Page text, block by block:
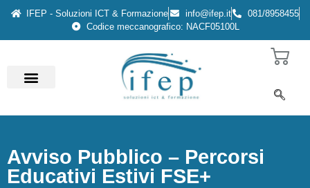
IFEP - Soluzioni ICT & Formazione info@ifep.it
081/8958455
Codice meccanografico: NACF05100L
Avviso Pubblico – Percorsi
Educativi Estivi FSE+